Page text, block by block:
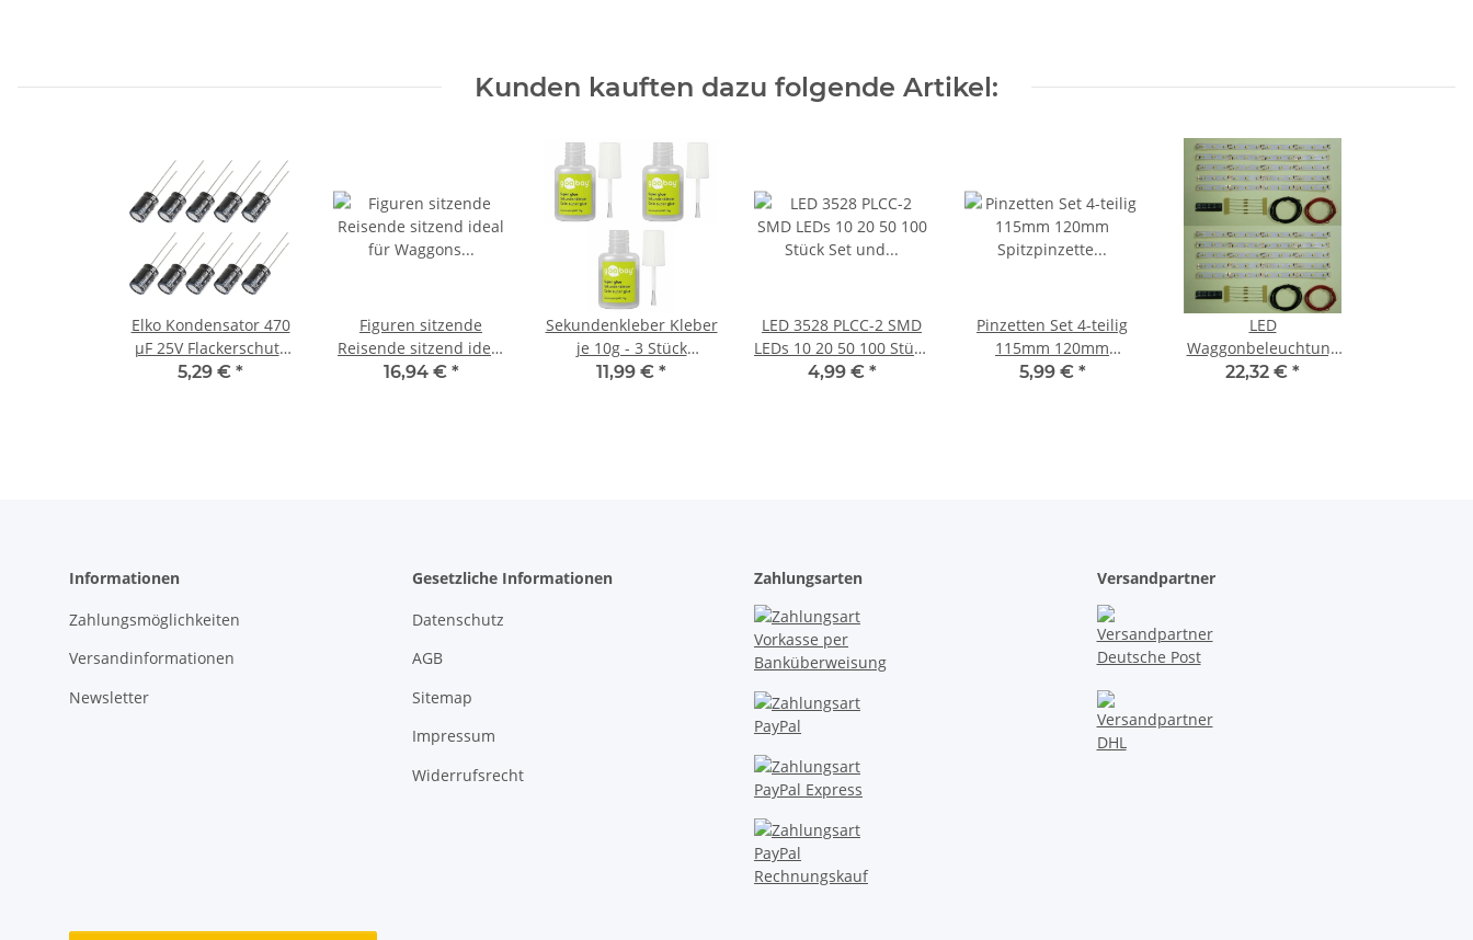
Kunden kauften dazu folgende Artikel:
Elko Kondensator 470
µF 25V Flackerschutz
Stützkondensator 10
5,29 € *
Figuren sitzende
Reisende sitzend ideal
für Waggons Spur H0
16,94 € *
Sekundenkleber Kleber
je 10g - 3 Stück
Flaschen = 30g mit
11,99 € *
LED 3528 PLCC-2 SMD
LEDs 10 20 50 100 Stück
Set und 8 Farben
4,99 € *
Pinzetten Set 4-teilig
115mm 120mm
Spitzpinzette
5,99 € *
LED
Waggonbeleuchtung
Innenbeleuchtung
22,32 € *
Informationen
Zahlungsmöglichkeiten
Versandinformationen
Newsletter
Gesetzliche Informationen
Datenschutz
AGB
Sitemap
Impressum
Widerrufsrecht
Zahlungsarten Versandpartner